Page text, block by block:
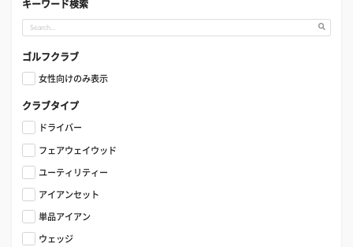
キーワード検索
ゴルフクラブ
女性向けのみ表示
クラブタイプ
ドライバー
フェアウェイウッド
ユーティリティー
アイアンセット
単品アイアン
ウェッジ